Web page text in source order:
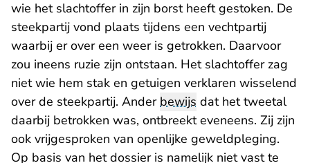
wie het slachtoffer in zijn borst heeft gestoken. De
steekpartij vond plaats tijdens een vechtpartij
waarbij er over een weer is getrokken. Daarvoor
zou ineens ruzie zijn ontstaan. Het slachtoffer zag
niet wie hem stak en getuigen verklaren wisselend
over de steekpartij. Anderbewijs dat het tweetal
daarbij betrokken was, ontbreekt eveneens. Zij zijn
ook vrijgesproken van openlijke geweldpleging.
Op basis van het dossier is namelijk niet vast te